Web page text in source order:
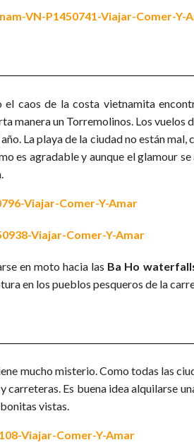
caos de la costa vietnamita
manera un Torremolinos. Los
La playa de la ciudad no están
es agradable y aunque el glamour
en moto hacia las Ba Ho
en los pueblos pesqueros de la
mucho misterio. Como todas las
carreteras. Es buena idea alquilarse
vistas.